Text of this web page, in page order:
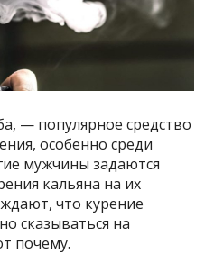
— популярное средство
особенно среди
мужчины задаются
кальяна на их
что курение
сказываться на
почему.